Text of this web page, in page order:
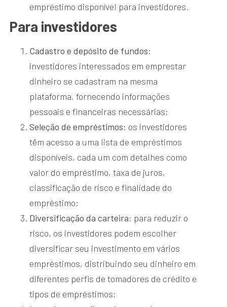
empréstimo disponível para investidores.
Para investidores
Cadastro e depósito de fundos:
investidores interessados em emprestar
dinheiro se cadastram na mesma
plataforma, fornecendo informações
pessoais e financeiras necessárias;
Seleção de empréstimos: os investidores
têm acesso a uma lista de empréstimos
disponíveis, cada um com detalhes como
valor do empréstimo, taxa de juros,
classificação de risco e finalidade do
empréstimo;
Diversificação da carteira: para reduzir o
risco, os investidores podem escolher
diversificar seu investimento em vários
empréstimos, distribuindo seu dinheiro em
diferentes perfis de tomadores de crédito e
tipos de empréstimos;